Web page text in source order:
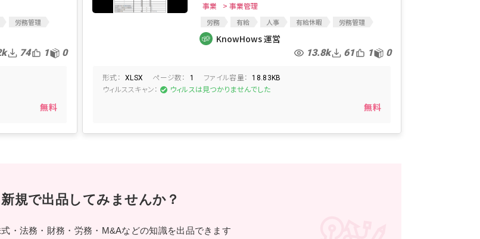
労務管理
74 1 0
無料
事業 > 事業管理
労務 有給 人事 有給休暇
労務管理
有給休暇管理
KnowHows 運営
13.8k 61 1 0
形式： XLSX ページ数： 1 ファイル容量： 18.83KB
ウィルススキャン： ウィルスは見つかりませんでした
無料
新規で出品してみませんか？
・法務・財務・労務・M&Aなどの知識を出品できます